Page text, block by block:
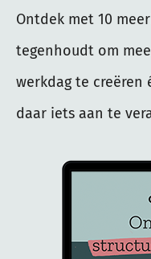
Ontdek met 10
tegenhoudt om
werkdag te creëren
daar iets aan te